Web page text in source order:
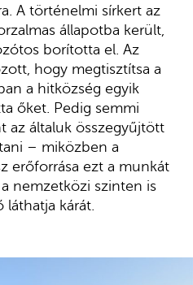
A történelmi sírkert az
állapotba került,
borította el. Az
hogy megtisztítsa a
a hitközség egyik
őket. Pedig semmi
az általuk összegyűjtött
– miközben a
erőforrása ezt a munkát
nemzetközi szinten is
kárát.